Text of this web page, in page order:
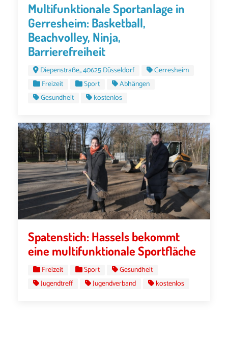
Multifunktionale Sportanlage in
Gerresheim: Basketball,
Beachvolley, Ninja,
Barrierefreiheit
Diepenstraße,, 40625 Düsseldorf
Gerresheim
Freizeit
Sport
Abhängen
Gesundheit
kostenlos
Spatenstich: Hassels bekommt
eine multifunktionale Sportfläche
Freizeit Sport
Gesundheit
Jugendtreff
Jugendverband kostenlos